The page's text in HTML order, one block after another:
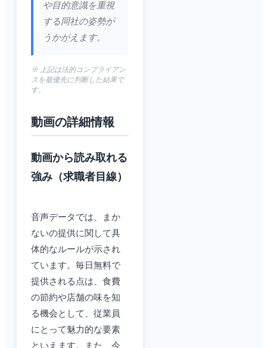
や目的意識を重視
する同社の姿勢が
うかがえます。
※ 上記は法的コンプライアン
スを最優先に判断した結果で
す。
動画の詳細情報
動画から読み取れる
強み（求職者目線）
音声データでは、まか
ないの提供に関して具
体的なルールが示され
ています。毎日無料で
提供される点は、食費
の節約や店舗の味を知
る機会として、従業員
にとって魅力的な要素
といえます。また、今